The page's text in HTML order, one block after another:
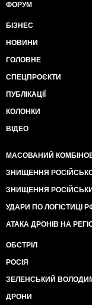
ФОРУМ
БІЗНЕС
НОВИНИ
ГОЛОВНЕ
СПЕЦПРОЄКТИ
ПУБЛІКАЦІЇ
КОЛОНКИ
ВІДЕО
МАСОВАНИЙ
ЗНИЩЕННЯ
ЗНИЩЕННЯ
УДАРИ ПО ЛОГІСТИЦІ
АТАКА ДРОНІВ НА
ОБСТРІЛ
РОСІЯ
ЗЕЛЕНСЬКИЙ
ДРОНИ